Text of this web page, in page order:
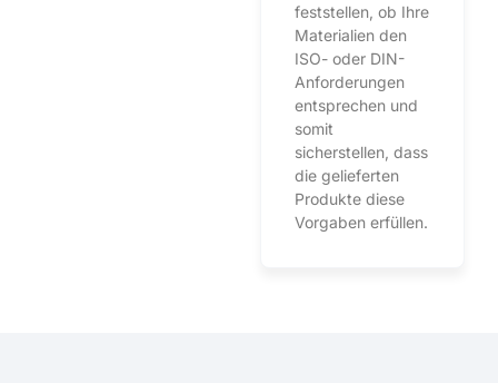
feststellen, ob Ihre
Materialien den
ISO- oder DIN-
Anforderungen
entsprechen und
somit
sicherstellen, dass
die gelieferten
Produkte diese
Vorgaben erfüllen.